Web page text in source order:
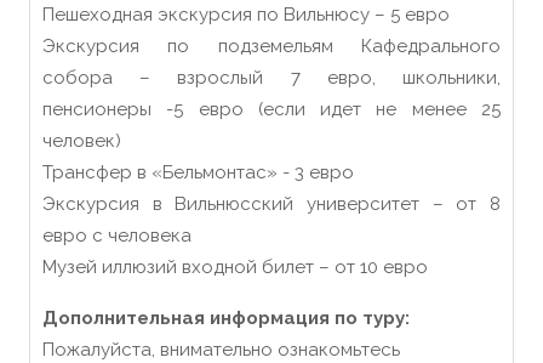
Пешеходная экскурсия по Вильнюсу – 5 евро
Экскурсия по подземельям Кафедрального
собора – взрослый 7 евро, школьники,
пенсионеры -5 евро (если идет не менее 25
человек)
Трансфер в «Бельмонтас» - 3 евро
Экскурсия в Вильнюсский университет – от 8
евро с человека
Музей иллюзий входной билет – от 10 евро
Дополнительная информация по туру:
Пожалуйста, внимательно ознакомьтесь